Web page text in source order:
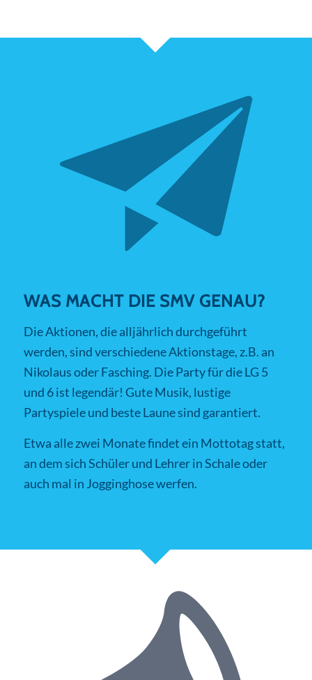
WAS MACHT DIE SMV GENAU?
Die Aktionen, die alljährlich durchgeführt
werden, sind verschiedene Aktionstage, z.B. an
Nikolaus oder Fasching. Die Party für die LG 5
und 6 ist legendär! Gute Musik, lustige
Partyspiele und beste Laune sind garantiert.
Etwa alle zwei Monate findet ein Mottotag statt,
an dem sich Schüler und Lehrer in Schale oder
auch mal in Jogginghose werfen.